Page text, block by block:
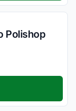
Polishop